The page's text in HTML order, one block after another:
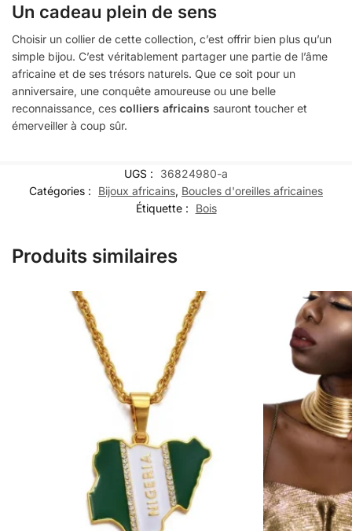
Un cadeau plein de sens
Choisir un collier de cette collection, c’est offrir bien plus qu’un
simple bijou. C’est véritablement partager une partie de l’âme
africaine et de ses trésors naturels. Que ce soit pour un
anniversaire, une conquête amoureuse ou une belle
reconnaissance, ces colliers africains sauront toucher et
émerveiller à coup sûr.
UGS :
36824980-a
Catégories :
Bijoux africains, Boucles d'oreilles africaines
Étiquette :
Bois
Produits similaires